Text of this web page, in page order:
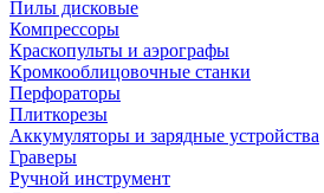
Пилы дисковые
Компрессоры
Краскопульты и аэрографы
Кромкооблицовочные станки
Перфораторы
Плиткорезы
Аккумуляторы и зарядные устройства
Граверы
Ручной инструмент